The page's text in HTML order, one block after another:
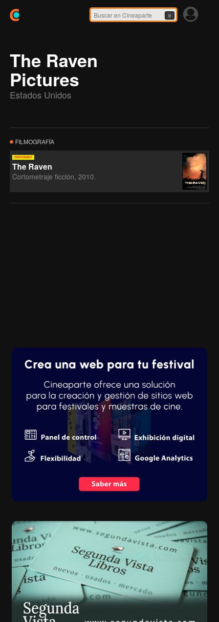
Ir
The Raven
Pictures
Estados Unidos
FILMOGRAFÍA
The Raven
Cortometraje ficción, 2010.